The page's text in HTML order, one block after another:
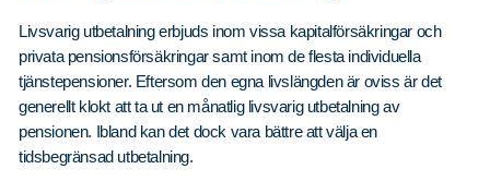
Livsvarig utbetalning erbjuds inom vissa kapitalförsäkringar och
privata pensionsförsäkringar samt inom de flesta individuella
tjänstepensioner. Eftersom den egna livslängden är oviss är det
generellt klokt att ta ut en månatlig livsvarig utbetalning av
pensionen. Ibland kan det dock vara bättre att välja en
tidsbegränsad utbetalning.